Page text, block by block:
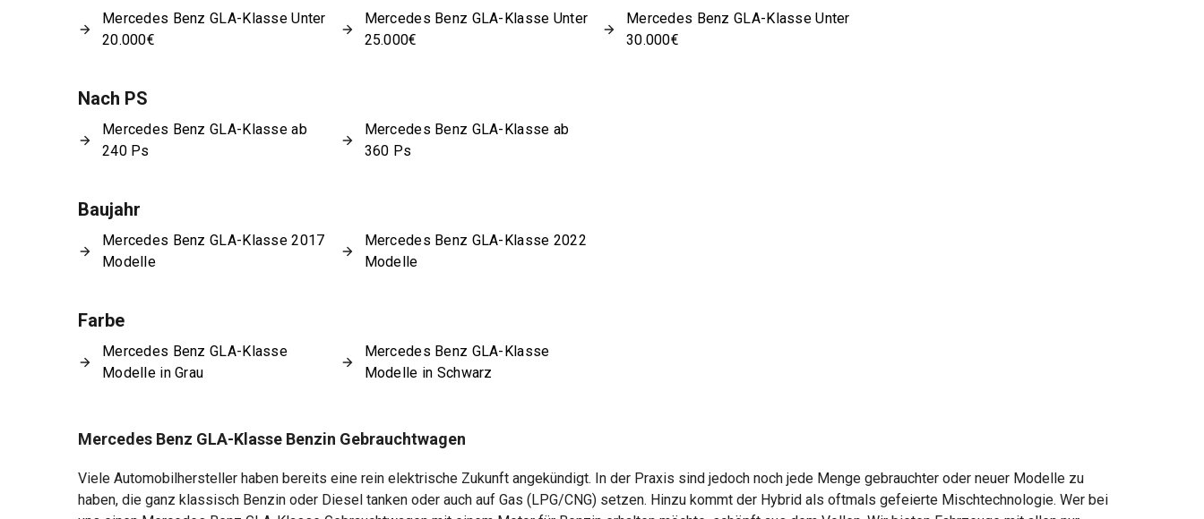
Mercedes Benz GLA-Klasse Unter
20.000€
Mercedes Benz GLA-Klasse Unter
25.000€
Mercedes Benz GLA-Klasse Unter
30.000€
Nach PS
Mercedes Benz GLA-Klasse ab
240 Ps
Mercedes Benz GLA-Klasse ab
360 Ps
Baujahr
Mercedes Benz GLA-Klasse 2017
Modelle
Mercedes Benz GLA-Klasse 2022
Modelle
Farbe
Mercedes Benz GLA-Klasse
Modelle in Grau
Mercedes Benz GLA-Klasse
Modelle in Schwarz
Mercedes Benz GLA-Klasse Benzin Gebrauchtwagen
Viele Automobilhersteller haben bereits eine rein elektrische Zukunft angekündigt. In der Praxis sind jedoch noch jede Menge gebrauchter oder neuer Modelle zu
haben, die ganz klassisch Benzin oder Diesel tanken oder auch auf Gas (LPG/CNG) setzen. Hinzu kommt der Hybrid als oftmals gefeierte Mischtechnologie. Wer bei